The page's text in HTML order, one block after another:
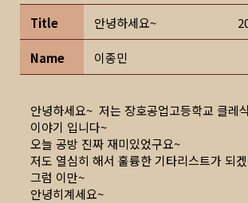
Title 안녕하세요~
Name 이종민
안녕하세요~ 저는 장호공업고등학교 클레
이야기 입니다~
오늘 공방 진짜 재미있었구요~
저도 열심히 해서 훌륭한 기타리스트가 되
그럼 이만~
안녕히계세요~